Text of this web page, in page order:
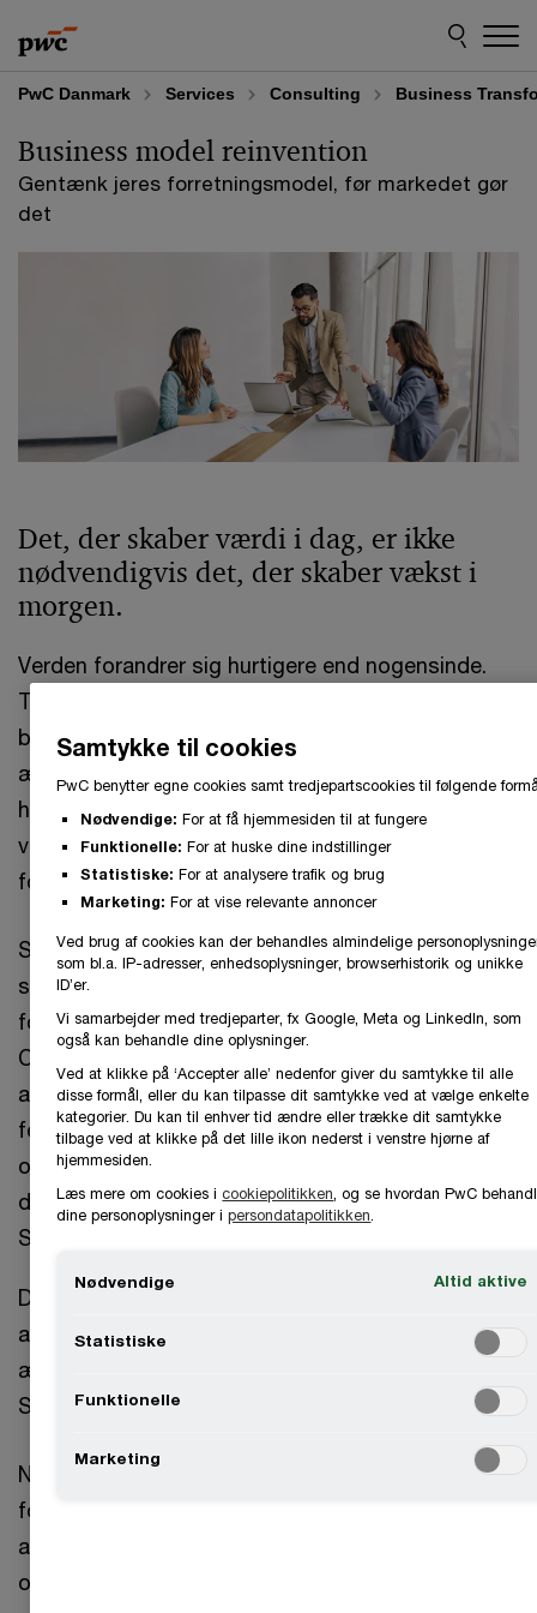
to
content
to
footer
PwC Danmark Services Consulting Business
Gentænk jeres forretningsmodel, før markedet gør
det
Business model reinvention
Det, der skaber værdi i dag, er ikke
nødvendigvis det, der skaber vækst i
morgen.
Verden forandrer sig hurtigere end nogensinde.
Teknologier som agentic AI, nye krav til
bæredygtighed, skiftende kundebehov og
ændrede markedsvilkår flytter fundamentalt på,
hvor og hvordan værdi skabes. For mange
virksomheder betyder det, at den nuværende
forretningsmodel er under pres.
Samtidig er retningen tydelig: Virksomheder ser i
stigende grad reinvention som en forudsætning
for vækst. Over 42% af de 4.454 adspurgte
CEO’er angiver, at deres virksomhed er begyndt
at konkurrere i nye markeder inden for de seneste
fem år, og 44% af virksomheder med
opkøbsplaner forventer at investere uden for
deres nuværende branche (PwC Global CEO
Survey 2026).
De teknologisk førende virksomheder handler
allerede: 85% er klar til at gennemføre større
ændringer i deres forretningsmodel (PwC Pulse
Survey 2025).
Nye forretningsmodeller opstår, værdikæder
forskydes, og konkurrencen kommer fra nye
aktører. Det er derfor ikke længere nok at
optimere det eksisterende. Det er et strategisk
Samtykke til cookies
PwC benytter egne cookies samt tredjepartscookies til følgende
Nødvendige: For at få hjemmesiden til at fungere
Funktionelle: For at huske dine indstillinger
Statistiske: For at analysere trafik og brug
Marketing: For at vise relevante annoncer
Ved brug af cookies kan der behandles almindelige
som bl.a. IP-adresser, enhedsoplysninger, browserhistorik og unikke
ID’er.
Vi samarbejder med tredjeparter, fx Google, Meta og LinkedIn, som
også kan behandle dine oplysninger.
Ved at klikke på ‘Accepter alle’ nedenfor giver du samtykke til alle
disse formål, eller du kan tilpasse dit samtykke ved at vælge enkelte
kategorier. Du kan til enhver tid ændre eller trække dit samtykke
tilbage ved at klikke på det lille ikon nederst i venstre hjørne af
hjemmesiden.
Læs mere om cookies icookiepolitikken, og se hvordan PwC
dine personoplysninger ipersondatapolitikken.
Nødvendige Altid aktive
Statistiske
Funktionelle
Marketing